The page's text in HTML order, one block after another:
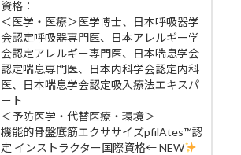
資格：
＜医学・医療＞医学博士、日本呼吸器学
会認定呼吸器専門医、日本アレルギー学
会認定アレルギー専門医、日本喘息学会
認定喘息専門医、日本内科学会認定内科
医、日本喘息学会認定吸入療法エキスパ
ート
＜予防医学・代替医療・環境＞
機能的骨盤底筋エクササイズpfilAtes™認
定 インストラクター国際資格← NEW